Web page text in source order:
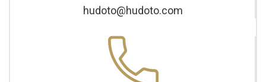
hudoto@hudoto.com